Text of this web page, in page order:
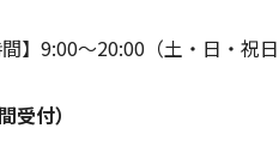
間】9:00〜20:00（土・日・祝
付）